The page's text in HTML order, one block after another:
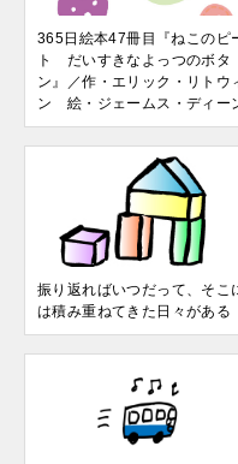
365日絵本47冊目『ねこのピ
ト だいすきなよっつのボタ
ン』／作・エリック・リトウ
ン 絵・ジェームス・ディー
振り返ればいつだって、そこ
は積み重ねてきた日々がある